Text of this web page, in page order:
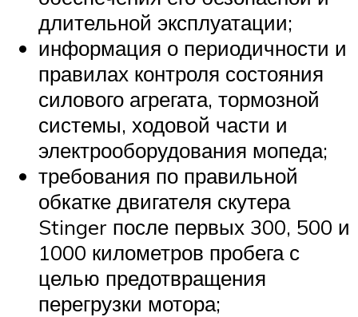
длительной эксплуатации;
информация о периодичности и
правилах контроля состояния
силового агрегата, тормозной
системы, ходовой части и
электрооборудования мопеда;
требования по правильной
обкатке двигателя скутера
Stinger после первых 300, 500 и
1000 километров пробега с
целью предотвращения
перегрузки мотора;